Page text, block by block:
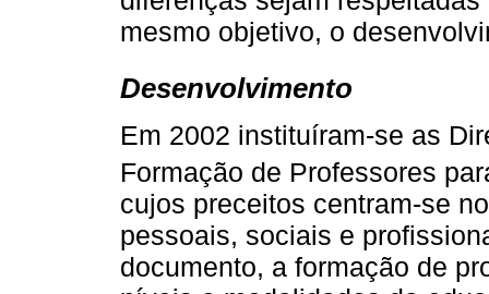
mesmo objetivo, o
Desenvolvimento
Em 2002 instituíram-se as
Formação de Professores
cujos preceitos centram-se
pessoais, sociais e
documento, a formação de